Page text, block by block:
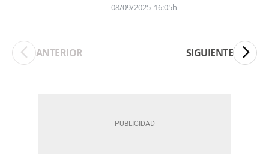
08/09/2025 16:05h
ANTERIOR SIGUIENTE